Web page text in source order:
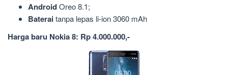
AndroidOreo 8.1;
Bateraitanpa lepas li-ion 3060 mAh
Harga baru Nokia 8: Rp 4.000.000,-